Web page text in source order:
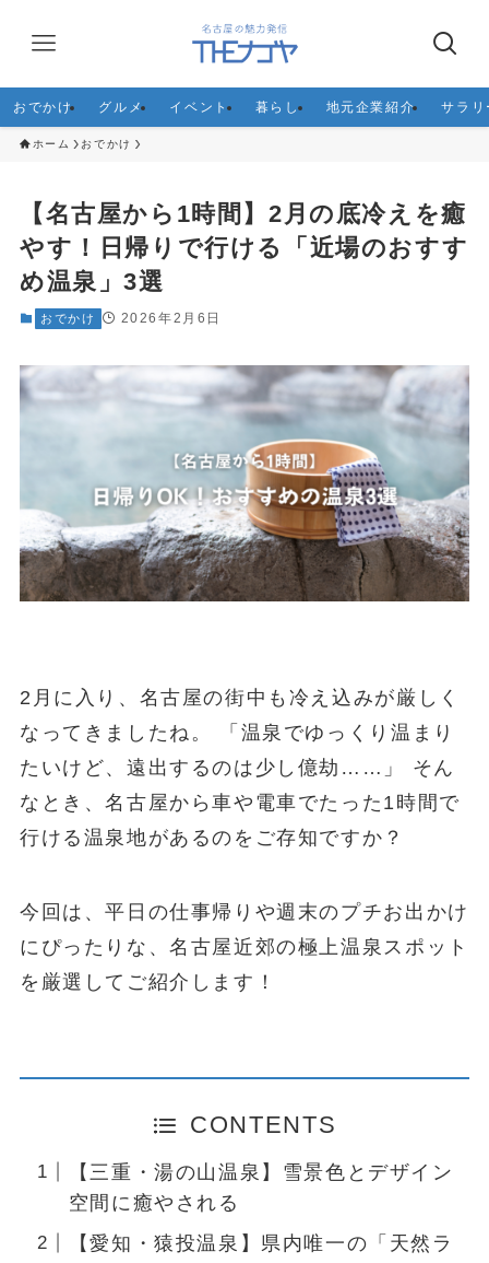
おでかけ グルメ イベント 暮らし 地元企業紹介 サラリ
ホーム おでかけ
【名古屋から1時間】2月の底冷えを癒
やす！日帰りで行ける「近場のおすす
め温泉」3選
おでかけ 2026年2月6日
2月に入り、名古屋の街中も冷え込みが厳しく
なってきましたね。 「温泉でゆっくり温まり
たいけど、遠出するのは少し億劫……」 そん
なとき、名古屋から車や電車でたった1時間で
行ける温泉地があるのをご存知ですか？
今回は、平日の仕事帰りや週末のプチお出かけ
にぴったりな、名古屋近郊の極上温泉スポット
を厳選してご紹介します！
CONTENTS
【三重・湯の山温泉】雪景色とデザイン
空間に癒やされる
【愛知・猿投温泉】県内唯一の「天然ラ